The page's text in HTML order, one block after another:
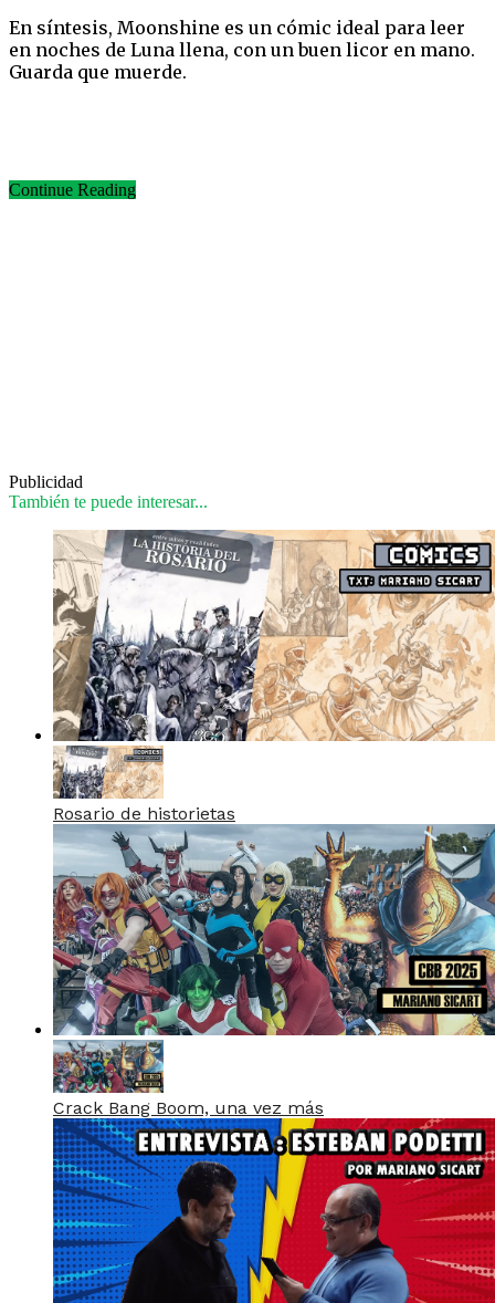
En síntesis, Moonshine es un cómic ideal para leer
en noches de Luna llena, con un buen licor en mano.
Guarda que muerde.
Continue Reading
Publicidad
También te puede interesar...
Rosario de historietas
Crack Bang Boom, una vez más